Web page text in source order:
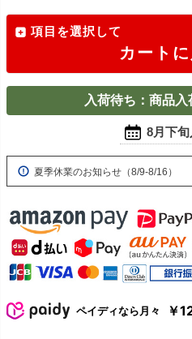
項目を選択して
カート
入荷待ち：商品
8月下
夏季休業のお知らせ（8/9-8/16）
ペイディなら月々 ￥